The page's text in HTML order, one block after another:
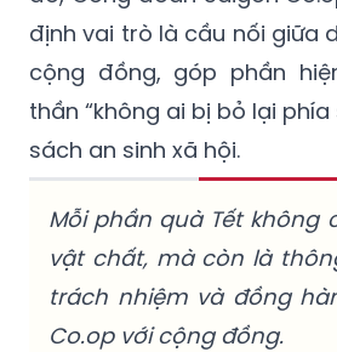
định vai trò là cầu nối giữa
cộng đồng, góp phần
thần “không ai bị bỏ lại
sách an sinh xã hội.
Mỗi phần quà Tết không
vật chất, mà còn là
trách nhiệm và đồng
Co.op với cộng đồng.